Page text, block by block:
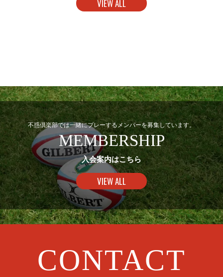
VIEW ALL
不惑倶楽部では一緒にプレーするメンバーを募集しています。
MEMBERSHIP
入会案内はこちら
VIEW ALL
CONTACT